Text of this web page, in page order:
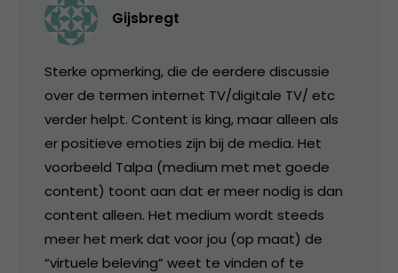
Gijsbregt
Sterke opmerking, die de eerdere discussie
over de termen internet TV/digitale TV/ etc
verder helpt. Content is king, maar alleen als
er positieve emoties zijn bij de media. Het
voorbeeld Talpa (medium met met goede
content) toont aan dat er meer nodig is dan
content alleen. Het medium wordt steeds
meer het merk dat voor jou (op maat) de
“virtuele beleving” weet te vinden of te